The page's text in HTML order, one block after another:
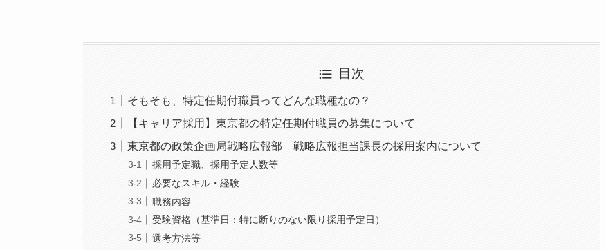
目次
そもそも、特定任期付職員ってどんな職種なの？
【キャリア採用】東京都の特定任期付職員の募集について
東京都の政策企画局戦略広報部 戦略広報担当課長の採用案内について
採用予定職、採用予定人数等
必要なスキル・経験
職務内容
受験資格（基準日：特に断りのない限り採用予定日）
選考方法等